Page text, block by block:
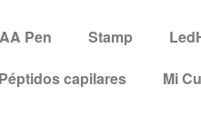
AA Pen Stamp
Péptidos capilares Mi